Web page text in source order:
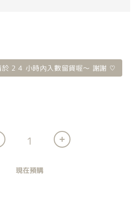
2 4 小時內入數留貨喔～ 謝謝 ♡
現在預購